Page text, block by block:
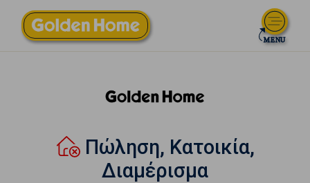
Πώληση, Κατοικία,
Διαμέρισμα